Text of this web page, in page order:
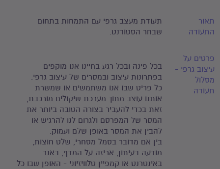
תאור
התעודה
תעודת מעצב גרפי עם התמחות בתחום
שבחר הסטודנט.
פרטים על
עיצוב גרפי -
מסלול
תעודה
בכל פינה ובכל רגע בחיינו אנו מוקפים
בפתרונות עיצוב ובמסרים של עיצוב גרפי.
כל פריט שבו אנו משתמשים או שמשרת
אותנו עוצב מתוך מערכת שיקולים מורכבת,
זאת בכדי להעביר בצורה הטובה ביותר את
המסר של המפרסם ולגרום לנו להרגיש או
להבין את המסר באופן שלם ועמוק.
בין אם מדובר בסמל מסחרי, שלט חוצות,
מודעה בעיתון, אריזה על המדף, באנר
באינטרנט או קמפיין טלוויזיוני - האופן שבו כל